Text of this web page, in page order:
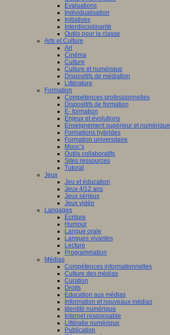
Evaluations
Individualisation
Initiatives
Interdisciplinarité
Outils pour la classe
Arts et Culture
Art
Cinéma
Culture
Culture et numérique
Dispositifs de médiation
Littérature
Formation
Compétences professionnelles
Dispositifs de formation
E- formation
Enjeux et évolutions
Enseignement supérieur et numérique
Formations hybrides
Formation universitaire
Mooc’s
Outils collaboratifs
Sites ressources
Tutorat
Jeux
Jeu et éducation
Jeux 4/12 ans
Jeux sérieux
Jeux vidéo
Langages
Ecriture
Humour
Langue orale
Langues vivantes
Lecture
Programmation
Médias
Compétences informationnelles
Culture des médias
Curation
Droits
Education aux médias
Information et nouveaux médias
Identité numérique
Internet responsable
Littératie numérique
Publication